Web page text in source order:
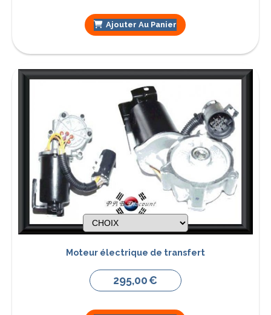
Ajouter Au Panier
Moteur électrique de transfert
295,00€